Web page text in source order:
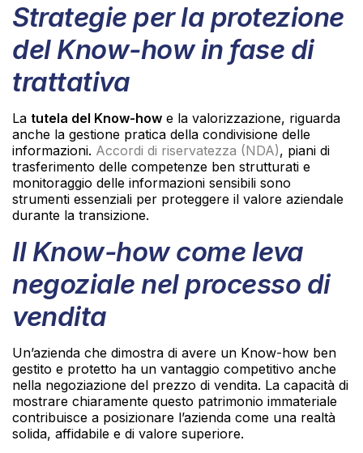
Strategie per la protezione
del Know-how in fase di
trattativa
La tutela del Know-how e la valorizzazione, riguarda
anche la gestione pratica della condivisione delle
informazioni. Accordi di riservatezza (NDA), piani di
trasferimento delle competenze ben strutturati e
monitoraggio delle informazioni sensibili sono
strumenti essenziali per proteggere il valore aziendale
durante la transizione.
Il Know-how come leva
negoziale nel processo di
vendita
Un’azienda che dimostra di avere un Know-how ben
gestito e protetto ha un vantaggio competitivo anche
nella negoziazione del prezzo di vendita. La capacità di
mostrare chiaramente questo patrimonio immateriale
contribuisce a posizionare l’azienda come una realtà
solida, affidabile e di valore superiore.